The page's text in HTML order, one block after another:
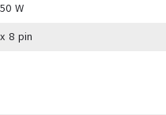
W
8 pin